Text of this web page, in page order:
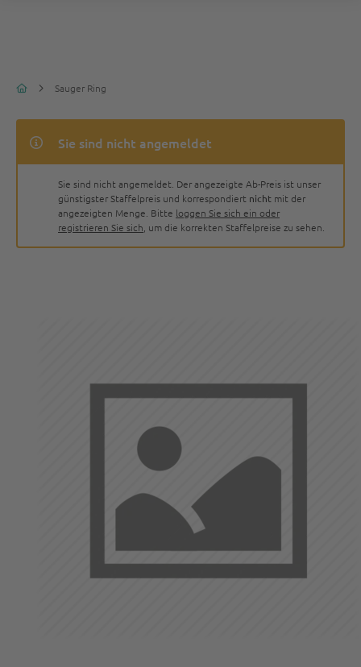
Sauger Ring
Sie sind nicht angemeldet
Sie sind nicht angemeldet. Der angezeigte Ab-Preis ist unser
günstigster Staffelpreis und korrespondiert nicht mit der
angezeigten Menge. Bitte loggen Sie sich ein oder
registrieren Sie sich , um die korrekten Staffelpreise zu sehen.